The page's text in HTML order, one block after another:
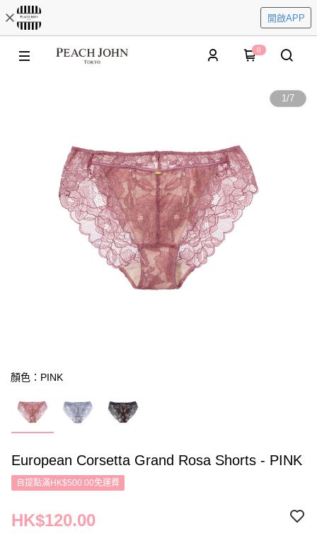
開啟APP
0
1/7
顏色：PINK
European Corsetta Grand Rosa Shorts - PINK
自提點滿HK$500.00免運費
HK$120.00